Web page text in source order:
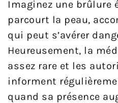
Imaginez une brûlure
parcourt la peau,
qui peut s’avérer
Heureusement, la
assez rare et les
informent
quand sa présence